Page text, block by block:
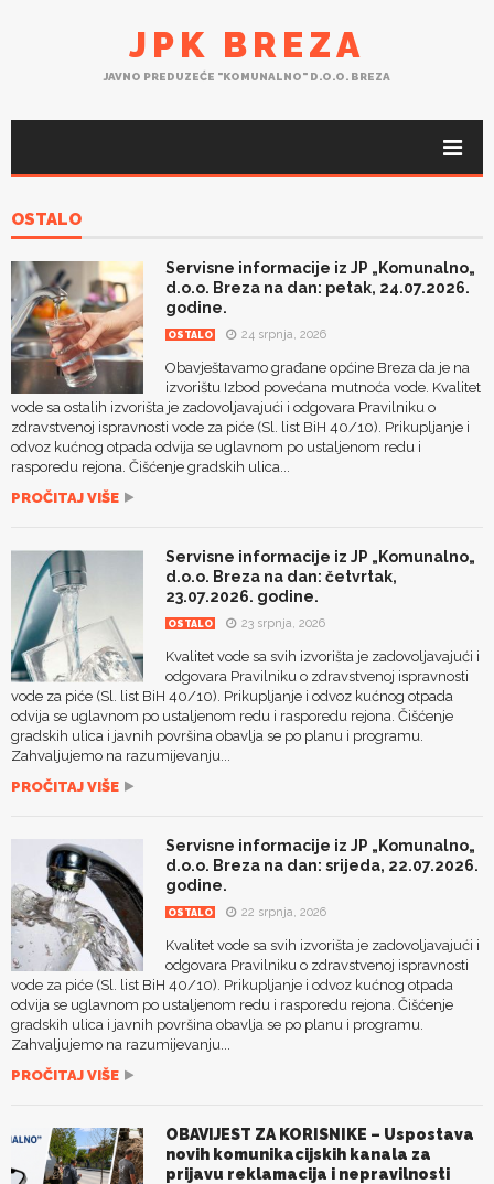
JPK BREZA
JAVNO PREDUZEĆE "KOMUNALNO" D.O.O. BREZA
OSTALO
Servisne informacije iz JP „Komunalno„
d.o.o. Breza na dan: petak, 24.07.2026.
godine.
OSTALO 24 srpnja, 2026
Obavještavamo građane općine Breza da je na
izvorištu Izbod povećana mutnoća vode. Kvalitet
vode sa ostalih izvorišta je zadovoljavajući i odgovara Pravilniku o
zdravstvenoj ispravnosti vode za piće (Sl. list BiH 40/10). Prikupljanje i
odvoz kućnog otpada odvija se uglavnom po ustaljenom redu i
rasporedu rejona. Čišćenje gradskih ulica...
PROČITAJ VIŠE
Servisne informacije iz JP „Komunalno„
d.o.o. Breza na dan: četvrtak,
23.07.2026. godine.
OSTALO 23 srpnja, 2026
Kvalitet vode sa svih izvorišta je zadovoljavajući i
odgovara Pravilniku o zdravstvenoj ispravnosti
vode za piće (Sl. list BiH 40/10). Prikupljanje i odvoz kućnog otpada
odvija se uglavnom po ustaljenom redu i rasporedu rejona. Čišćenje
gradskih ulica i javnih površina obavlja se po planu i programu.
Zahvaljujemo na razumijevanju...
PROČITAJ VIŠE
Servisne informacije iz JP „Komunalno„
d.o.o. Breza na dan: srijeda, 22.07.2026.
godine.
OSTALO 22 srpnja, 2026
Kvalitet vode sa svih izvorišta je zadovoljavajući i
odgovara Pravilniku o zdravstvenoj ispravnosti
vode za piće (Sl. list BiH 40/10). Prikupljanje i odvoz kućnog otpada
odvija se uglavnom po ustaljenom redu i rasporedu rejona. Čišćenje
gradskih ulica i javnih površina obavlja se po planu i programu.
Zahvaljujemo na razumijevanju...
PROČITAJ VIŠE
OBAVIJEST ZA KORISNIKE – Uspostava
novih komunikacijskih kanala za
prijavu reklamacija i nepravilnosti